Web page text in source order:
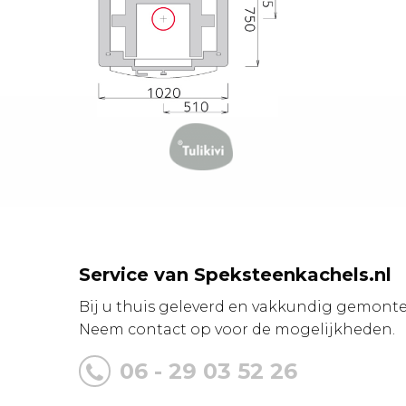
Service van Speksteenkachels.nl
Bij u thuis geleverd en vakkundig
Neem contact op voor de mogelijkheden.
06 - 29 03 52 26